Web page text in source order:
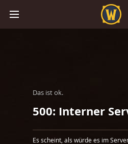
Das ist ok.
500: Interner
Es scheint, als würde es im